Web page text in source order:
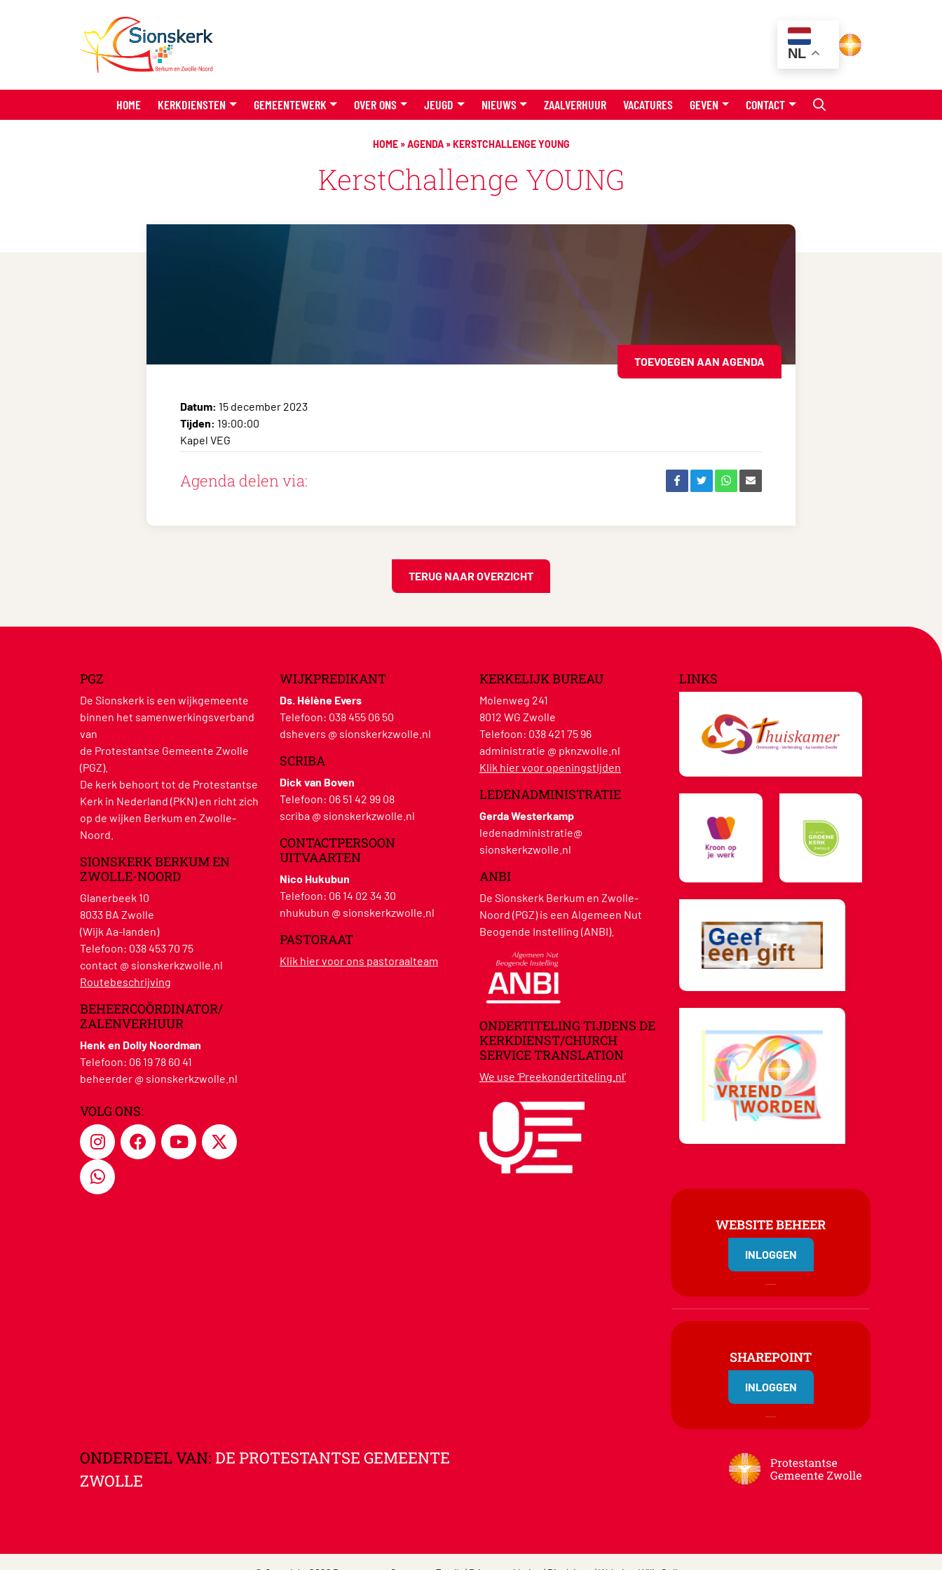
NL
HOME KERKDIENSTEN GEMEENTEWERK OVER ONS JEUGD NIEUWS ZAALVERHUUR VACATURES GEVEN CONTACT
HOME»AGENDA»KERSTCHALLENGE YOUNG
KerstChallenge YOUNG
TOEVOEGEN AAN AGENDA
Datum: 15 december 2023
Tijden: 19:00:00
Kapel VEG
Agenda delen via:
TERUG NAAR OVERZICHT
PGZ
De Sionskerk is een wijkgemeente
binnen het samenwerkingsverband
van
de Protestantse Gemeente Zwolle
(PGZ).
De kerk behoort tot de Protestantse
Kerk in Nederland (PKN) en richt zich
op de wijken Berkum en Zwolle-
Noord.
SIONSKERK BERKUM EN
ZWOLLE-NOORD
Glanerbeek 10
8033 BA Zwolle
(Wijk Aa-landen)
Telefoon: 038 453 70 75
contact @ sionskerkzwolle.nl
Routebeschrijving
BEHEERCOÖRDINATOR/
ZALENVERHUUR
Henk en Dolly Noordman
Telefoon: 06 19 78 60 41
beheerder @ sionskerkzwolle.nl
VOLG ONS:
WIJKPREDIKANT
Ds. Hélène Evers
Telefoon: 038 455 06 50
dshevers @ sionskerkzwolle.nl
SCRIBA
Dick van Boven
Telefoon: 06 51 42 99 08
scriba @ sionskerkzwolle.nl
CONTACTPERSOON
UITVAARTEN
Nico Hukubun
Telefoon: 06 14 02 34 30
nhukubun @ sionskerkzwolle.nl
PASTORAAT
Klik hier voor ons pastoraalteam
KERKELIJK BUREAU
Molenweg 241
8012 WG Zwolle
Telefoon: 038 421 75 96
administratie @ pknzwolle.nl
Klik hier voor openingstijden
LEDENADMINISTRATIE
Gerda Westerkamp
ledenadministratie@
sionskerkzwolle.nl
ANBI
De Sionskerk Berkum en Zwolle-
Noord (PGZ) is een Algemeen Nut
Beogende Instelling (ANBI).
ONDERTITELING TIJDENS DE
KERKDIENST/CHURCH
SERVICE TRANSLATION
We use ‘Preekondertiteling.nl’
LINKS
WEBSITE BEHEER
INLOGGEN
SHAREPOINT
INLOGGEN
ONDERDEEL VAN: DE PROTESTANTSE GEMEENTE
ZWOLLE